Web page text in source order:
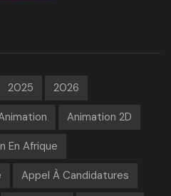
2025 2026
Animation 2D
En Afrique
Appel À Candidatures